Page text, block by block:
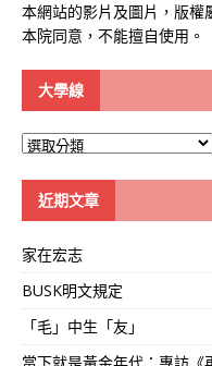
本網站的影片及圖片，版權
本院同意，不能擅自使用。
大學線
大
近期文章
家在宏志
BUSK明文規定
「毛」中生「友」